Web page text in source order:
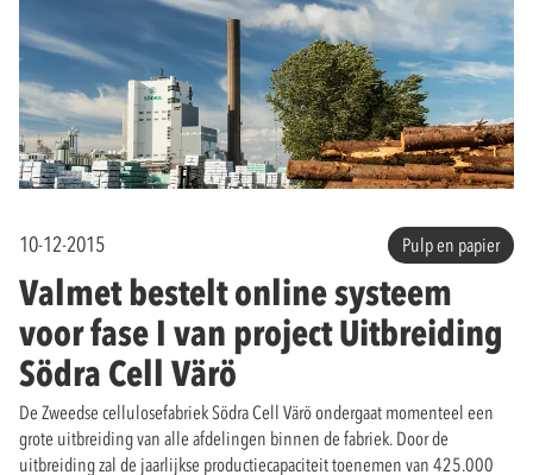
10-12-2015 Pulp en papier
Valmet bestelt online systeem
voor fase I van project Uitbreiding
Södra Cell Värö
De Zweedse cellulosefabriek Södra Cell Värö ondergaat momenteel een
grote uitbreiding van alle afdelingen binnen de fabriek. Door de
uitbreiding zal de jaarlijkse productiecapaciteit toenemen van 425.000